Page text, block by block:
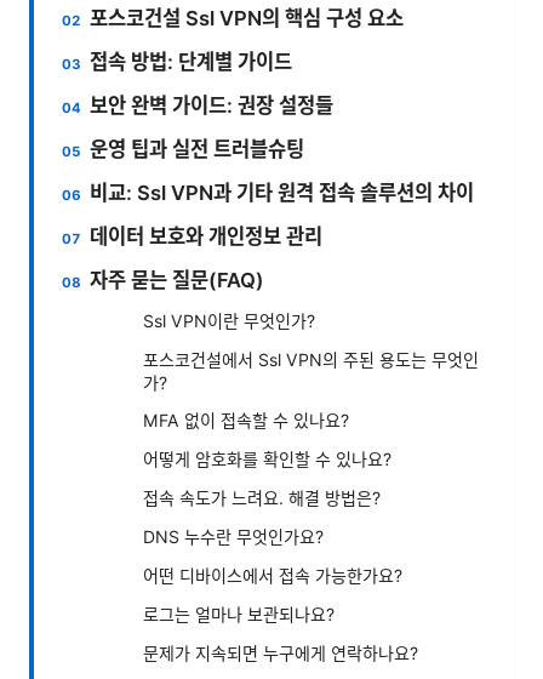
포스코건설 Ssl VPN의 핵심 구성 요소
접속 방법: 단계별 가이드
보안 완벽 가이드: 권장 설정들
운영 팁과 실전 트러블슈팅
비교: Ssl VPN과 기타 원격 접속 솔루션의 차이
데이터 보호와 개인정보 관리
자주 묻는 질문(FAQ)
Ssl VPN이란 무엇인가?
포스코건설에서 Ssl VPN의 주된 용도는 무엇인
가?
MFA 없이 접속할 수 있나요?
어떻게 암호화를 확인할 수 있나요?
접속 속도가 느려요. 해결 방법은?
DNS 누수란 무엇인가요?
어떤 디바이스에서 접속 가능한가요?
로그는 얼마나 보관되나요?
문제가 지속되면 누구에게 연락하나요?